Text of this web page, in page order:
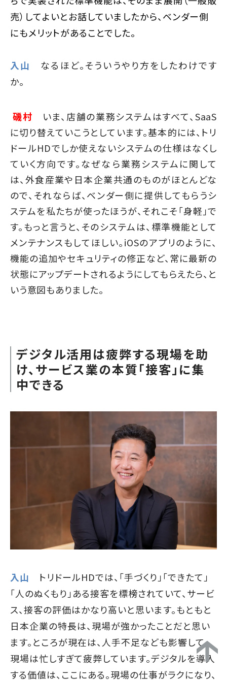
売）してよいとお話していましたから、ベンダー側
にもメリットがあることでした。
入山
なるほど。そういうやり方をしたわけです
か。
磯村
いま、店舗の業務システムはすべて、SaaS
に切り替えていこうとしています。基本的には、トリ
ドールHDでしか使えないシステムの仕様はなくし
ていく方向です。なぜなら業務システムに関して
は、外食産業や日本企業共通のものがほとんどな
ので、それならば、ベンダー側に提供してもらうシ
ステムを私たちが使ったほうが、それこそ「身軽」で
す。もっと言うと、そのシステムは、標準機能として
メンテナンスもしてほしい。iOSのアプリのように、
機能の追加やセキュリティの修正など、常に最新の
状態にアップデートされるようにしてもらえたら、と
いう意図もありました。
デジタル活用は疲弊する現場を助
け、サービス業の本質「接客」に集
中できる
入山
トリドールHDでは、「手づくり」「できたて」
「人のぬくもり」ある接客を標榜されていて、サービ
ス、接客の評価はかなり高いと思います。もともと
日本企業の特長は、現場が強かったことだと思い
ます。ところが現在は、人手不足なども影響して、
現場は忙しすぎて疲弊しています。デジタルを導入
する価値は、ここにある。現場の仕事がラクになり、